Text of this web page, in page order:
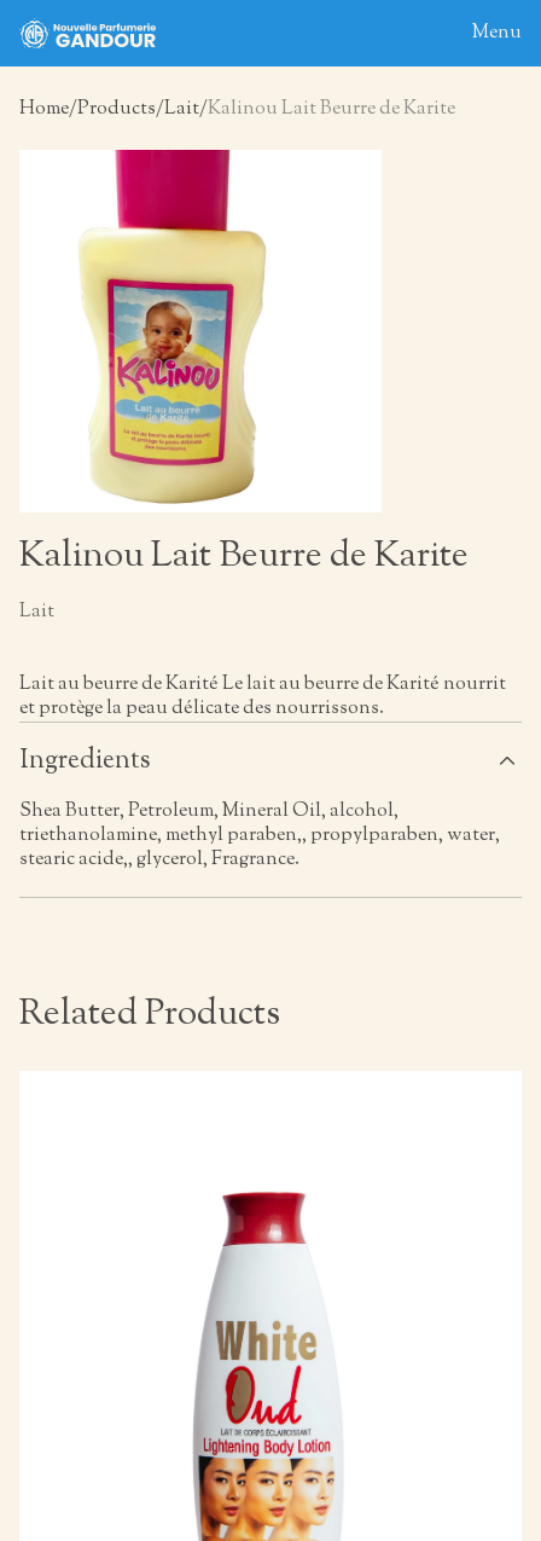
Menu
Home
About
Blog
Products
Contact
Home Products Lait Kalinou Lait Beurre de Karite
Kalinou Lait Beurre de Karite
Lait
Lait au beurre de Karité Le lait au beurre de Karité nourrit
et protège la peau délicate des nourrissons.
Ingredients
Shea Butter, Petroleum, Mineral Oil, alcohol,
triethanolamine, methyl paraben,, propylparaben, water,
stearic acide,, glycerol, Fragrance.
Related Products